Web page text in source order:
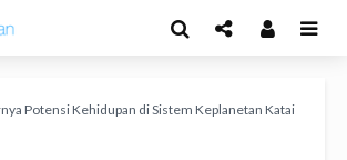
Potensi Kehidupan di Sistem Keplanetan Katai